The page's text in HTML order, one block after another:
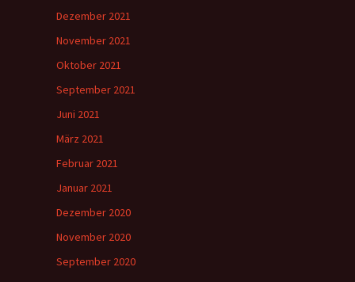
Dezember 2021
November 2021
Oktober 2021
September 2021
Juni 2021
März 2021
Februar 2021
Januar 2021
Dezember 2020
November 2020
September 2020